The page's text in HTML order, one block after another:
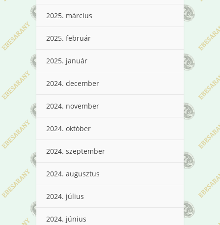
2025. március
2025. február
2025. január
2024. december
2024. november
2024. október
2024. szeptember
2024. augusztus
2024. július
2024. június